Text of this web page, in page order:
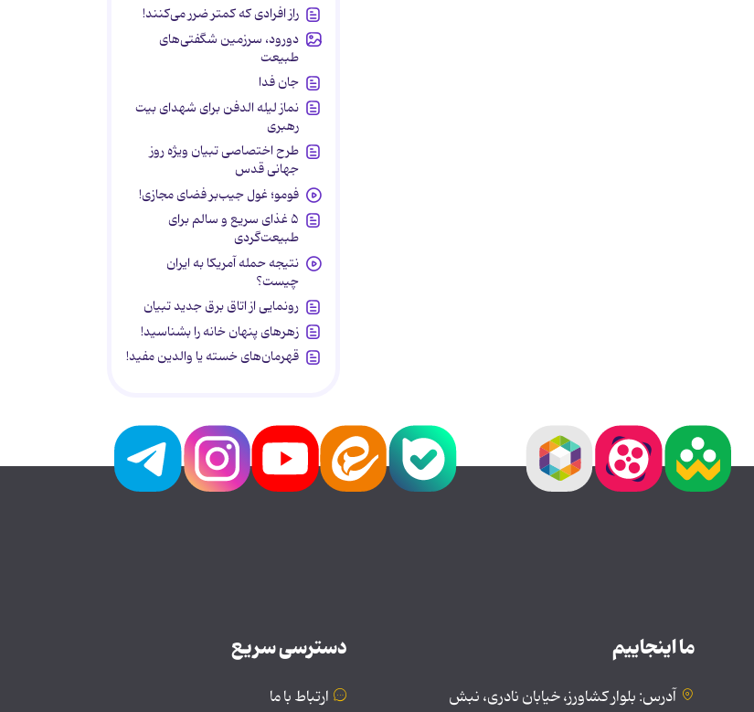
راز افرادی که کمتر ضرر می‌کنند!
دورود، سرزمین شگفتی‌های
طبیعت
جان فدا
نماز لیله الدفن برای شهدای بیت
رهبری
طرح اختصاصی تبیان ویژه روز
جهانی قدس
فومو؛ غول جیب‌بر فضای مجازی!
۵ غذای سریع و سالم برای
طبیعت‌گردی
نتیجه حمله آمریکا به ایران
چیست؟
رونمایی از اتاق برق جدید تبیان
زهرهای پنهان خانه را بشناسید!
قهرمان‌های خسته یا والدین مفید!
ما اینجاییم
آدرس: بلوار کشاورز، خیابان نادری، نبش
دسترسی سریع
ارتباط با ما